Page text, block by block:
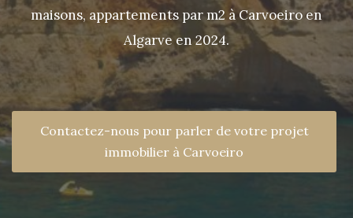
maisons, appartements par m2 à Carvoeiro en
Algarve en 2024.
Contactez-nous pour parler de votre projet
immobilier à Carvoeiro